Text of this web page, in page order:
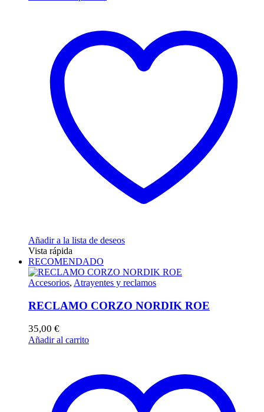
variantes.
Las
opciones
Añadir a la lista de deseos
Vista rápida
RECOMENDADO
Accesorios, Atrayentes y reclamos
RECLAMO CORZO NORDIK ROE
35,00 €
Añadir al carrito